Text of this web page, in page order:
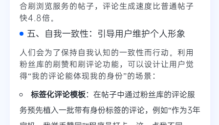
合刷浏览服务的帖子，评论生成速度比普通帖子
快4.8倍。
五、自我一致性：引导用户维护个人形象
人们会为了保持自我认知的一致性而行动。利用
粉丝库的刷赞和刷评论功能，可以设计让用户觉
得“我的评论能体现我的身份”的场景：
标签化评论模板：在帖子中通过粉丝库的评论服
务预先植入一批带有身份标签的评论，例如“作为3年